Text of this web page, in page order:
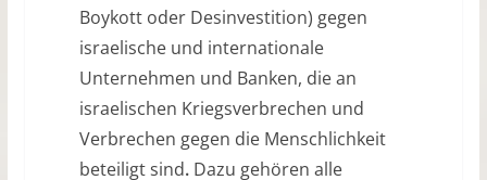
Boykott oder Desinvestition) gegen
israelische und internationale
Unternehmen und Banken, die an
israelischen Kriegsverbrechen und
Verbrechen gegen die Menschlichkeit
beteiligt sind. Dazu gehören alle